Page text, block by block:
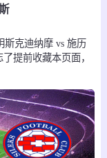
斯克迪纳摩 vs 施历
提前收藏本页面，